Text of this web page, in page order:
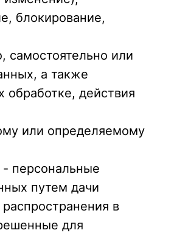
блокирование,
самостоятельно или
а также
действия
или определяемому
персональные
путем дачи
в
для